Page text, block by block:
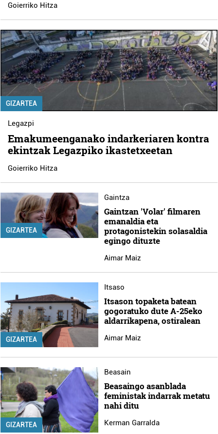
Goierriko Hitza
GIZARTEA
Legazpi
Emakumeenganako indarkeriaren kontra
ekintzak Legazpiko ikastetxeetan
Goierriko Hitza
GIZARTEA
Gaintza
Gaintzan 'Volar' filmaren
emanaldia eta
protagonistekin solasaldia
egingo dituzte
Aimar Maiz
GIZARTEA
Itsaso
Itsason topaketa batean
gogoratuko dute A-25eko
aldarrikapena, ostiralean
Aimar Maiz
GIZARTEA
Beasain
Beasaingo asanblada
feministak indarrak metatu
nahi ditu
Kerman Garralda